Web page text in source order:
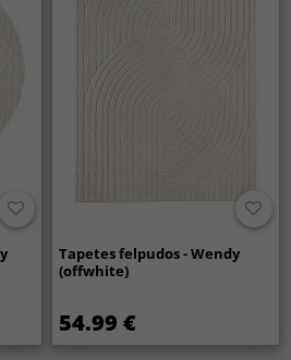
Tapetes felpudos - Wendy
(offwhite)
54.99 €